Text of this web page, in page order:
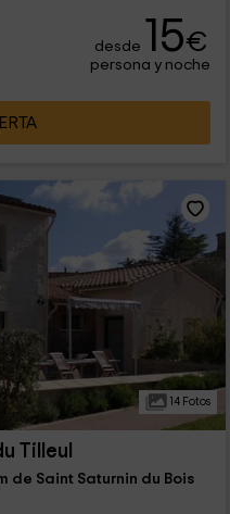
desde 15€
persona y noche
14 Fotos
Tilleul
de Saint Saturnin du Bois